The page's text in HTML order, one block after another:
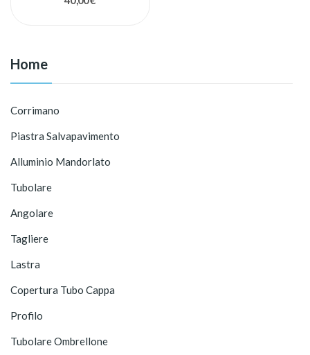
Home
Corrimano
Piastra Salvapavimento
Alluminio Mandorlato
Tubolare
Angolare
Tagliere
Lastra
Copertura Tubo Cappa
Profilo
Tubolare Ombrellone